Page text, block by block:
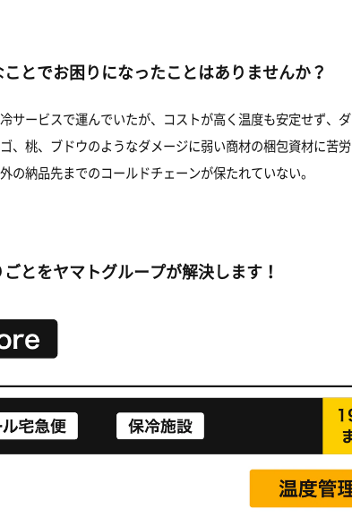
とでお困りになったことはありませんか？
サービスで運んでいたが、コストが高く温度も安定せず、ダ
、桃、ブドウのようなダメージに弱い商材の梱包資材に苦労
の納品先までのコールドチェーンが保たれていない。
とをヤマトグループが解決します！